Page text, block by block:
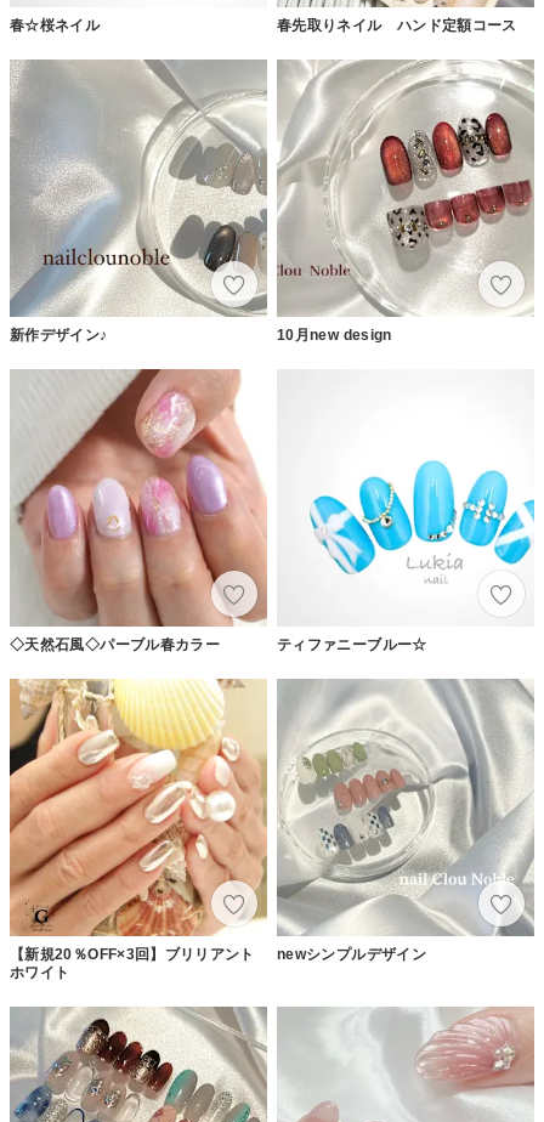
春☆桜ネイル 春先取りネイル ハンド定額コース
新作デザイン♪ 10月new design
◇天然石風◇パーブル春カラー ティファニーブルー☆
【新規20％OFF×3回】ブリリアント
ホワイト
newシンプルデザイン